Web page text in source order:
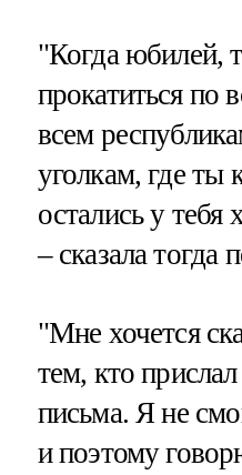
"Когда юбилей,
прокатиться по
всем
уголкам, где ты
остались у тебя
– сказала тогда
"Мне хочется
тем, кто
письма. Я не
и поэтому